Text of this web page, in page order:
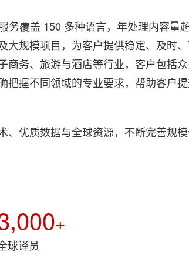
覆盖 150 多种语言，年处理内容量
规模项目，为客户提供稳定、及时
务、旅游与酒店等行业，客户包括
握不同领域的专业要求，帮助客户
优质数据与全球资源，不断完善规
+
球译员